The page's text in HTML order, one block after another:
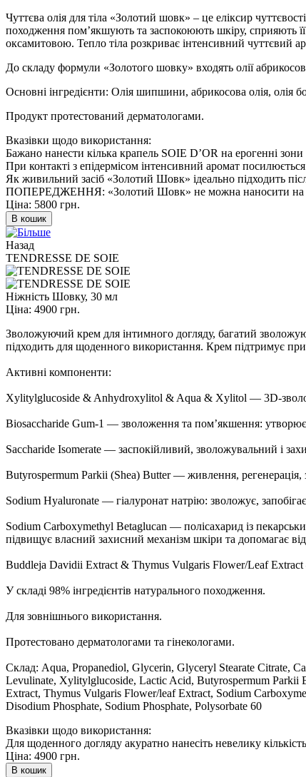
Чуттєва олія для тіла «Золотий шовк» – це еліксир
походження пом’якшують та заспокоюють шкіру, сприяють
оксамитовою. Тепло тіла розкриває інтенсивний чуттєвий
До складу формули «Золотого шовку» входять олії
Основні інгредієнти: Олія шипшини, абрикосова олія, олія
Продукт протестований дерматологами.
Вказівки щодо використання:
Бажано нанести кілька крапель SOIE D’OR на ерогенні
При контакті з епідермісом інтенсивний аромат
Як живильний засіб «Золотий Шовк» ідеально підходить
ПОПЕРЕДЖЕННЯ: «Золотий Шовк» не можна наносити на
Ціна: 5800 грн.
В кошик
Назад
TENDRESSE DE SOIE
Ніжність Шовку, 30 мл
Ціна: 4900 грн.
Зволожуючий крем для інтимного догляду, багатий
підходить для щоденного використання. Крем підтримує
Активні компоненти:
Xylitylglucoside & Anhydroxylitol & Aqua & Xylitol — 3D-
Biosaccharide Gum-1 — зволоження та пом’якшення:
Saccharide Isomerate — заспокійливий, зволожувальний і
Butyrospermum Parkii (Shea) Butter — живлення,
Sodium Hyaluronate — гіалуронат натрію: зволожує,
Sodium Carboxymethyl Betaglucan — полісахарид із
підвищує власний захисний механізм шкіри та допомагає
Buddleja Davidii Extract & Thymus Vulgaris Flower/Leaf Extract
У складі 98% інгредієнтів натурального походження.
Для зовнішнього використання.
Протестовано дерматологами та гінекологами.
Склад: Aqua, Propanediol, Glycerin, Glyceryl Stearate Citrate,
Levulinate, Xylitylglucoside, Lactic Acid, Butyrospermum
Extract, Thymus Vulgaris Flower/leaf Extract, Sodium
Disodium Phosphate, Sodium Phosphate, Polysorbate 60
Вказівки щодо використання:
Для щоденного догляду акуратно нанесіть невелику
Ціна: 4900 грн.
В кошик